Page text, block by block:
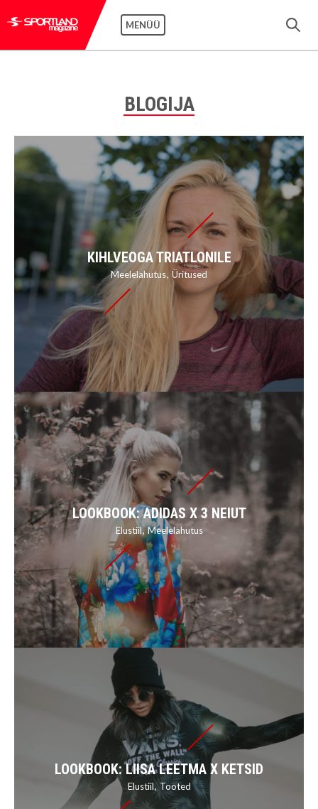
MENÜÜ
BLOGIJA
KIHLVEOGA TRIATLONILE
Meelelahutus Üritused
LOOKBOOK: ADIDAS X 3 NEIUT
Elustiil Meelelahutus
LOOKBOOK: LIISA LEETMA X KETSID
Elustiil Tooted